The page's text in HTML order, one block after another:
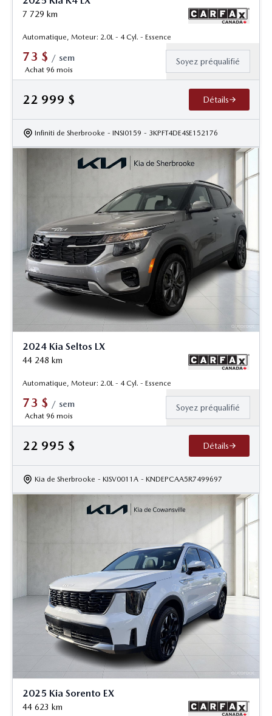
7 729 km
Automatique, Moteur: 2.0L - 4 Cyl. - Essence
73 $ / sem
Achat 96 mois
Soyez préqualifié
22 999 $ Détails
Infiniti de Sherbrooke - INSI0159 - 3KPFT4DE4SE152176
2024 Kia Seltos LX
44 248 km
Automatique, Moteur: 2.0L - 4 Cyl. - Essence
73 $ / sem
Achat 96 mois
Soyez préqualifié
22 995 $ Détails
Kia de Sherbrooke - KISV0011A - KNDEPCAA5R7499697
2025 Kia Sorento EX
44 623 km